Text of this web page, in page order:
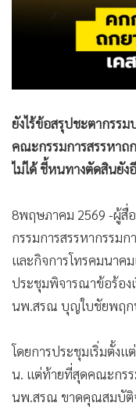
ยังไร้ข้อสรุปชะตากรร
คณะกรรมการสรรหาถ
ไม่ได้ ชี้หนทางตัดสินยัง
8พฤษภาคม 2569 -ผู้สื่
กรรมการสรรหากรรมก
และกิจการโทรคมนาค
ประชุมพิจารณาข้อร้อง
นพ.สรณ บุญใบชัยพฤก
โดยการประชุมเริ่มตั้งแ
น. แต่ท้ายที่สุดคณะกรร
นพ.สรณ ขาดคุณสมบัติ